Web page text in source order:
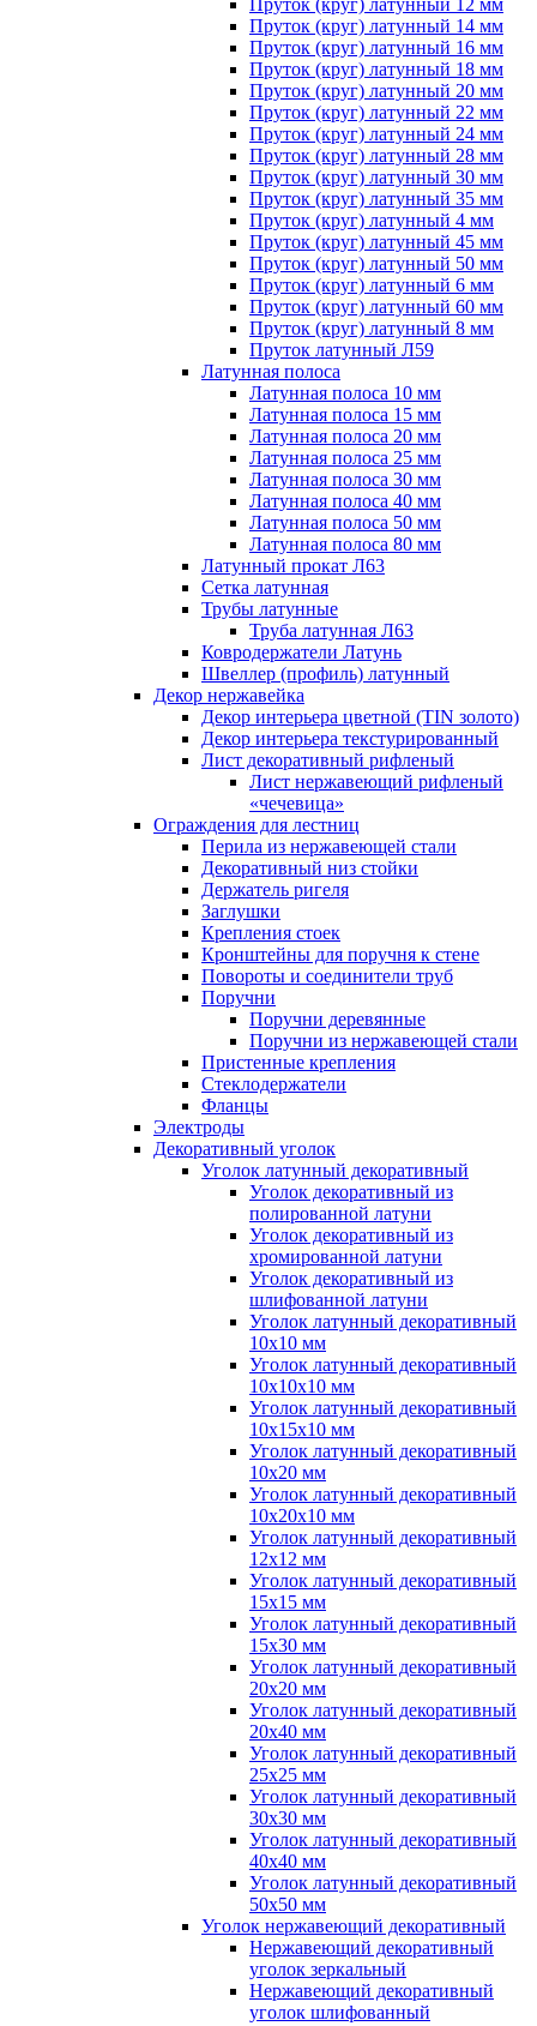
Пруток (круг) латунный 12 мм
Пруток (круг) латунный 14 мм
Пруток (круг) латунный 16 мм
Пруток (круг) латунный 18 мм
Пруток (круг) латунный 20 мм
Пруток (круг) латунный 22 мм
Пруток (круг) латунный 24 мм
Пруток (круг) латунный 28 мм
Пруток (круг) латунный 30 мм
Пруток (круг) латунный 35 мм
Пруток (круг) латунный 4 мм
Пруток (круг) латунный 45 мм
Пруток (круг) латунный 50 мм
Пруток (круг) латунный 6 мм
Пруток (круг) латунный 60 мм
Пруток (круг) латунный 8 мм
Пруток латунный Л59
Латунная полоса
Латунная полоса 10 мм
Латунная полоса 15 мм
Латунная полоса 20 мм
Латунная полоса 25 мм
Латунная полоса 30 мм
Латунная полоса 40 мм
Латунная полоса 50 мм
Латунная полоса 80 мм
Латунный прокат Л63
Сетка латунная
Трубы латунные
Труба латунная Л63
Ковродержатели Латунь
Швеллер (профиль) латунный
Декор нержавейка
Декор интерьера цветной (TIN золото)
Декор интерьера текстурированный
Лист декоративный рифленый
Лист нержавеющий рифленый
«чечевица»
Ограждения для лестниц
Перила из нержавеющей стали
Декоративный низ стойки
Держатель ригеля
Заглушки
Крепления стоек
Кронштейны для поручня к стене
Повороты и соединители труб
Поручни
Поручни деревянные
Поручни из нержавеющей стали
Пристенные крепления
Стеклодержатели
Фланцы
Электроды
Декоративный уголок
Уголок латунный декоративный
Уголок декоративный из
полированной латуни
Уголок декоративный из
хромированной латуни
Уголок декоративный из
шлифованной латуни
Уголок латунный декоративный
10x10 мм
Уголок латунный декоративный
10x10x10 мм
Уголок латунный декоративный
10x15x10 мм
Уголок латунный декоративный
10x20 мм
Уголок латунный декоративный
10x20x10 мм
Уголок латунный декоративный
12x12 мм
Уголок латунный декоративный
15x15 мм
Уголок латунный декоративный
15x30 мм
Уголок латунный декоративный
20x20 мм
Уголок латунный декоративный
20x40 мм
Уголок латунный декоративный
25x25 мм
Уголок латунный декоративный
30x30 мм
Уголок латунный декоративный
40x40 мм
Уголок латунный декоративный
50x50 мм
Уголок нержавеющий декоративный
Нержавеющий декоративный
уголок зеркальный
Нержавеющий декоративный
уголок шлифованный